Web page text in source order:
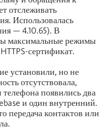
отслеживать
Использовалась
— 4.10.65). В
максимальные режимы
сертификат.
установили, но не
отсутствовала,
телефона появились два
и один внутренний.
передача контактов или